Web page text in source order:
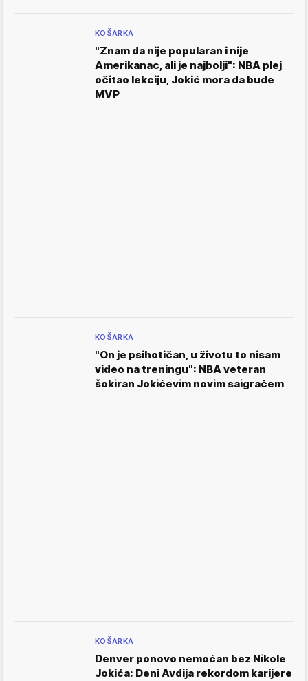
KOŠARKA
"Znam da nije popularan i nije
Amerikanac, ali je najbolji": NBA plej
očitao lekciju, Jokić mora da bude
MVP
KOŠARKA
"On je psihotičan, u životu to nisam
video na treningu": NBA veteran
šokiran Jokićevim novim saigračem
KOŠARKA
Denver ponovo nemoćan bez Nikole
Jokića: Deni Avdija rekordom karijere